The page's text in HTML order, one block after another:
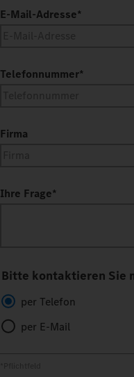
E-Mail-Adresse*
Telefonnummer*
Firma
Ihre Frage*
Bitte kontaktieren Sie
per Telefon
per E-Mail